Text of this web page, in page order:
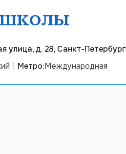
школы
улица, д. 28, Санкт-
Метро:Международная